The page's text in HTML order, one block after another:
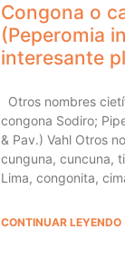
Congona o
(Peperomia
interesante
Otros nombres
congona Sodiro;
& Pav.) Vahl Otros
cunguna, cuncuna,
Lima, congonita,
CONTINUAR LEYENDO